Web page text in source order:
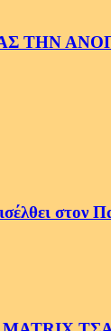
ΤΗΝ
στον